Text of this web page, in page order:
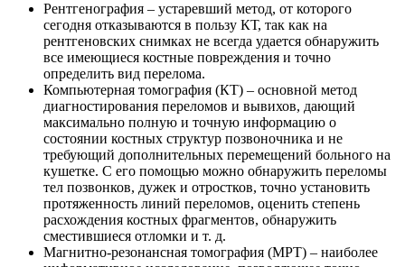
Рентгенография – устаревший метод, от которого
сегодня отказываются в пользу КТ, так как на
рентгеновских снимках не всегда удается обнаружить
все имеющиеся костные повреждения и точно
определить вид перелома.
Компьютерная томография (КТ) – основной метод
диагностирования переломов и вывихов, дающий
максимально полную и точную информацию о
состоянии костных структур позвоночника и не
требующий дополнительных перемещений больного на
кушетке. С его помощью можно обнаружить переломы
тел позвонков, дужек и отростков, точно установить
протяженность линий переломов, оценить степень
расхождения костных фрагментов, обнаружить
сместившиеся отломки и т. д.
Магнитно-резонансная томография (МРТ) – наиболее